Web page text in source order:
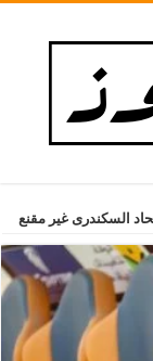
السكندرى غير مقنع